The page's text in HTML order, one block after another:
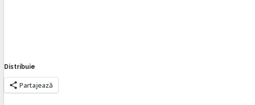
Distribuie
Partajează